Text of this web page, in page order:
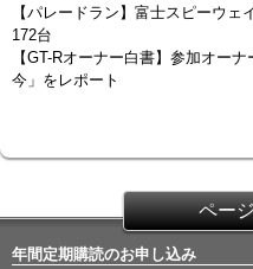
【パレードラン】富士スピーウ
172台
【GT-Rオーナー白書】参加オー
今」をレポート
ペー
年間定期購読のお申し込み